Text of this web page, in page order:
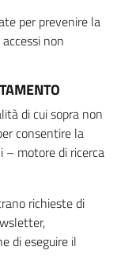
per prevenire la
non
di cui sopra non
consentire la
– motore di ricerca
richieste di
di eseguire il